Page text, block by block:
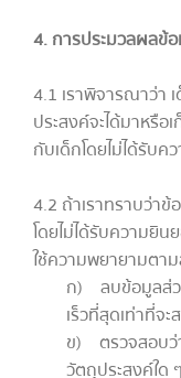
4. การประมวลผลข้
4.1 เราพิจารณาว่า
ประสงค์จะได้มาหรื
กับเด็กโดยไม่ได้รับ
4.2 ถ้าเราทราบว่า
โดยไม่ได้รับความยิ
ใช้ความพยายามตา
ก) ลบข้อมูลส่ว
เร็วที่สุดเท่าที่จ
ข) ตรวจสอบว่
วัตถุประสงค์ใด